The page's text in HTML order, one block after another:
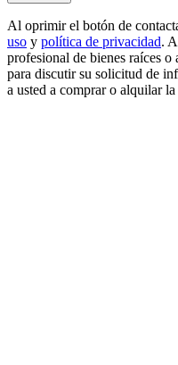
Al oprimir el botón de
uso y política de privacidad.
profesional de bienes raíces o
para discutir su solicitud de
a usted a comprar o alquilar